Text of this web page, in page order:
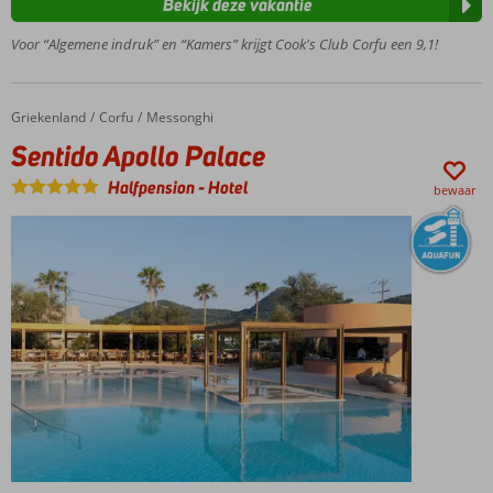
met
geweldig
prachtig
Het
centrum
Voor “Algemene indruk” en “Kamers” krijgt Cook's Club Corfu een 9,1!
Bekijk deze vakantie
Home
Griekenland Corfu Messonghi
Sentido Apollo Palace
Sentido Apollo Palace
Halfpension-Hotel bewaar